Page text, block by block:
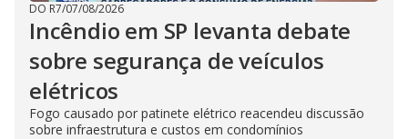
DO R7/07/08/2026
Incêndio em SP levanta debate
sobre segurança de veículos
elétricos
Fogo causado por patinete elétrico reacendeu discussão
sobre infraestrutura e custos em condomínios